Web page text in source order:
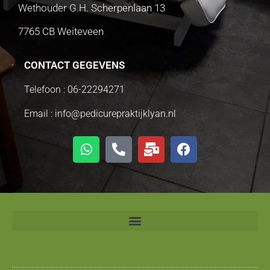
Wethouder G.H. Scherpenlaan 13
7765 CB Weiteveen
CONTACT GEGEVENS
Telefoon : 06-22294271
Email : info@pedicurepraktijklyan.nl